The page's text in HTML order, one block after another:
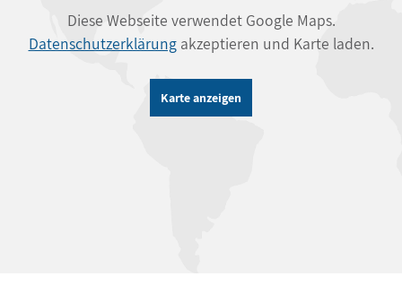
Diese Webseite verwendet Google Maps.
Datenschutzerklärungakzeptieren und Karte laden.
Karte anzeigen